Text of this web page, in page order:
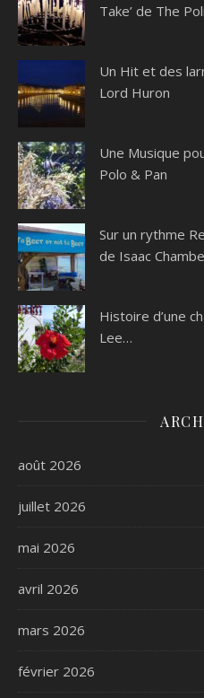
Take’ de The
Un Hit et des
Lord Huron
Une Musique
Polo & Pan
Sur un rythme
de Isaac
Histoire d’une
Lee…
août 2026
juillet 2026
mai 2026
avril 2026
mars 2026
février 2026